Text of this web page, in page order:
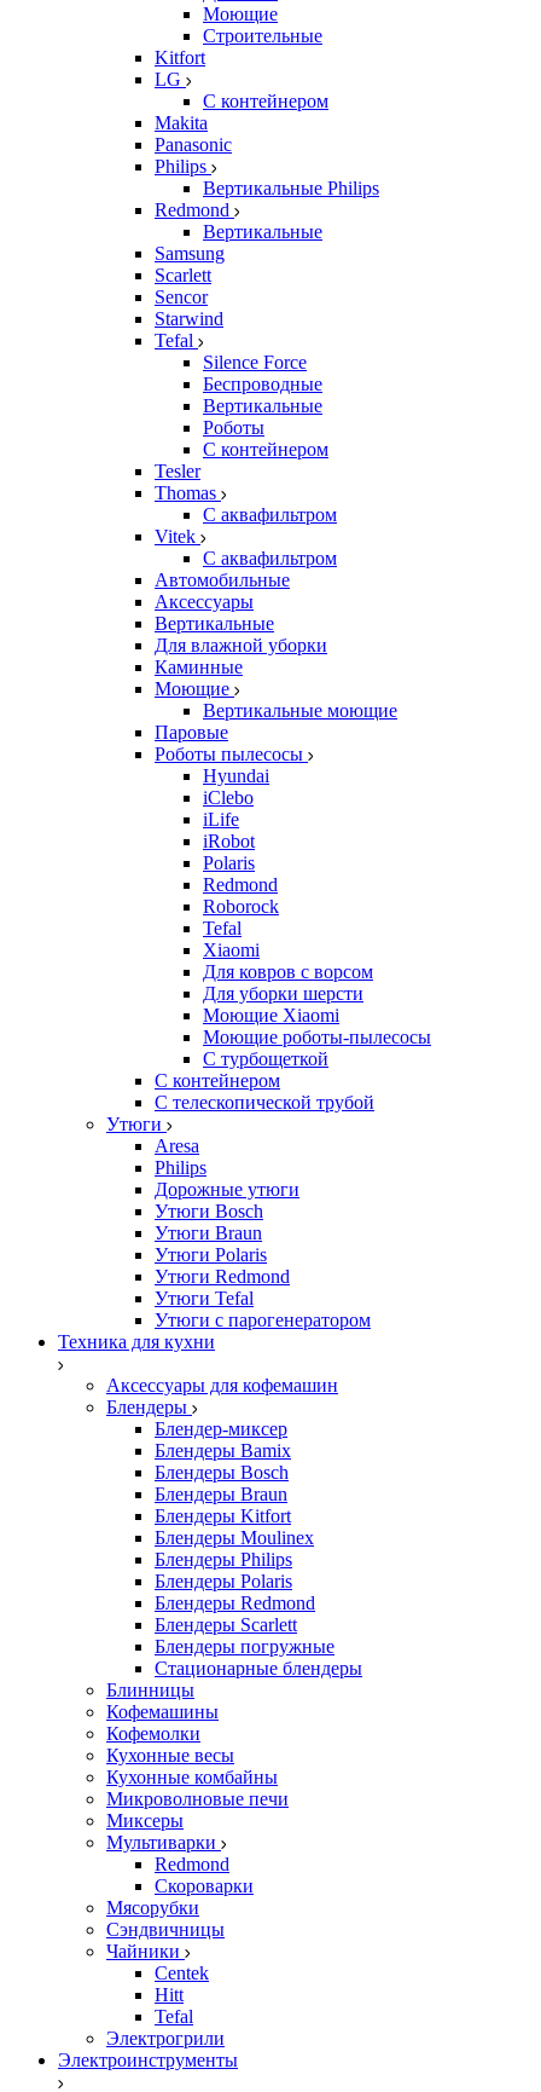
Моющие
Строительные
Kitfort
LG
С контейнером
Makita
Panasonic
Philips
Вертикальные Philips
Redmond
Вертикальные
Samsung
Scarlett
Sencor
Starwind
Tefal
Silence Force
Беспроводные
Вертикальные
Роботы
С контейнером
Tesler
Thomas
С аквафильтром
Vitek
С аквафильтром
Автомобильные
Аксессуары
Вертикальные
Для влажной уборки
Каминные
Моющие
Вертикальные моющие
Паровые
Роботы пылесосы
Hyundai
iClebo
iLife
iRobot
Polaris
Redmond
Roborock
Tefal
Xiaomi
Для ковров с ворсом
Для уборки шерсти
Моющие Xiaomi
Моющие роботы-пылесосы
С турбощеткой
С контейнером
С телескопической трубой
Утюги
Aresa
Philips
Дорожные утюги
Утюги Bosch
Утюги Braun
Утюги Polaris
Утюги Redmond
Утюги Tefal
Утюги с парогенератором
Техника для кухни
Аксессуары для кофемашин
Блендеры
Блендер-миксер
Блендеры Bamix
Блендеры Bosch
Блендеры Braun
Блендеры Kitfort
Блендеры Moulinex
Блендеры Philips
Блендеры Polaris
Блендеры Redmond
Блендеры Scarlett
Блендеры погружные
Стационарные блендеры
Блинницы
Кофемашины
Кофемолки
Кухонные весы
Кухонные комбайны
Микроволновые печи
Миксеры
Мультиварки
Redmond
Скороварки
Мясорубки
Сэндвичницы
Чайники
Centek
Hitt
Tefal
Электрогрили
Электроинструменты